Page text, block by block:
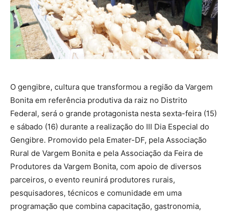
O gengibre, cultura que transformou a região da Vargem
Bonita em referência produtiva da raiz no Distrito
Federal, será o grande protagonista nesta sexta-feira (15)
e sábado (16) durante a realização do III Dia Especial do
Gengibre. Promovido pela Emater-DF, pela Associação
Rural de Vargem Bonita e pela Associação da Feira de
Produtores da Vargem Bonita, com apoio de diversos
parceiros, o evento reunirá produtores rurais,
pesquisadores, técnicos e comunidade em uma
programação que combina capacitação, gastronomia,